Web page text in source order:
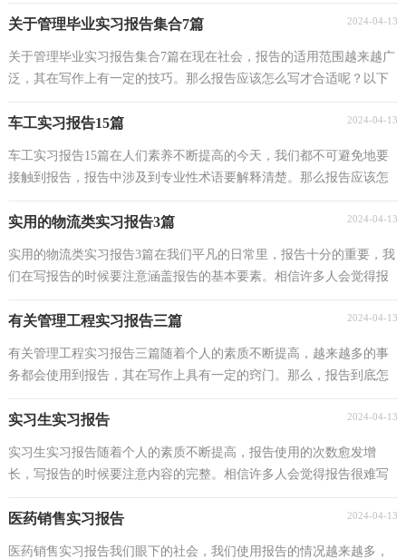
关于管理毕业实习报告集合7篇 2024-04-13
关于管理毕业实习报告集合7篇在现在社会，报告的适用范围越来越广
泛，其在写作上有一定的技巧。那么报告应该怎么写才合适呢？以下
车工实习报告15篇 2024-04-13
车工实习报告15篇在人们素养不断提高的今天，我们都不可避免地要
接触到报告，报告中涉及到专业性术语要解释清楚。那么报告应该怎
实用的物流类实习报告3篇 2024-04-13
实用的物流类实习报告3篇在我们平凡的日常里，报告十分的重要，我
们在写报告的时候要注意涵盖报告的基本要素。相信许多人会觉得报
有关管理工程实习报告三篇 2024-04-13
有关管理工程实习报告三篇随着个人的素质不断提高，越来越多的事
务都会使用到报告，其在写作上具有一定的窍门。那么，报告到底怎
实习生实习报告 2024-04-13
实习生实习报告随着个人的素质不断提高，报告使用的次数愈发增
长，写报告的时候要注意内容的完整。相信许多人会觉得报告很难写
医药销售实习报告 2024-04-13
医药销售实习报告我们眼下的社会，我们使用报告的情况越来越多，